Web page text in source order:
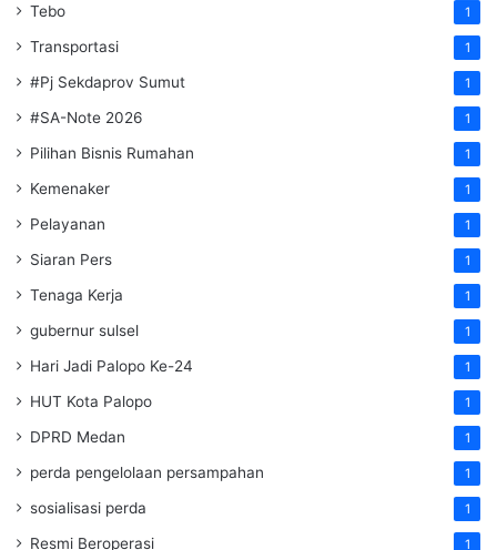
Tebo 1
Transportasi 1
#Pj Sekdaprov Sumut 1
#SA-Note 2026 1
Pilihan Bisnis Rumahan 1
Kemenaker 1
Pelayanan 1
Siaran Pers 1
Tenaga Kerja 1
gubernur sulsel 1
Hari Jadi Palopo Ke-24 1
HUT Kota Palopo 1
DPRD Medan 1
perda pengelolaan persampahan 1
sosialisasi perda 1
Resmi Beroperasi 1